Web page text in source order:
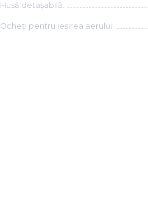
Husă detașabilă:
Ocheți pentru ieșirea aerului: